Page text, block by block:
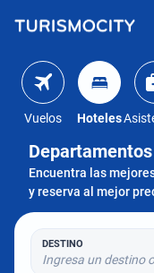
Vuelos Hoteles
Encuentra las
y reserva al mejor
DESTINO
Ingresa un destino